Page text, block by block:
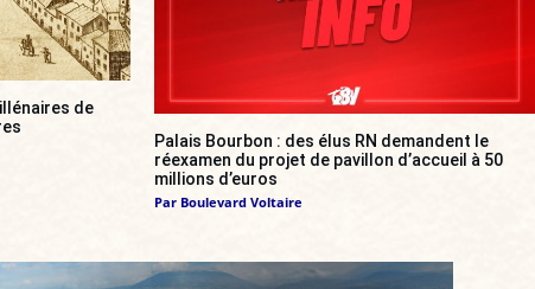
de
Palais Bourbon : des élus RN demandent le
réexamen du projet de pavillon d’accueil à 50
millions d’euros
Par Boulevard Voltaire